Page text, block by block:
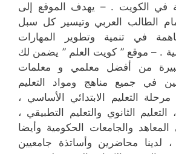
في الكويت . – يهدف الموقع إلى
الطالب العربي وتيسير كل سبل
في تنمية وتطوير المهارات
. – موقع ” كويت العلم ” يضمن لك
من أفضل معلمي و معلمات
في جميع مناهج ومواد التعليم
التعليم الابتدائي الأساسي ،
الثانوي والتعليم التطبيقي ،
المعاهد والجامعات الحكومية وأيضا
لدينا محاضرين وأساتذة جامعيين